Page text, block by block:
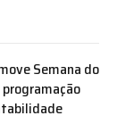
Semana do